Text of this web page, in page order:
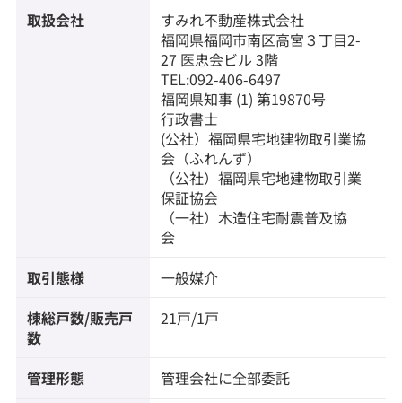
取扱会社
すみれ不動産株式会社
福岡県福岡市南区高宮３丁目2-
27 医忠会ビル 3階
TEL:092-406-6497
福岡県知事 (1) 第19870号
行政書士
(公社）福岡県宅地建物取引業協
会（ふれんず）
（公社）福岡県宅地建物取引業
保証協会
（一社）木造住宅耐震普及協
会
取引態様 一般媒介
棟総戸数/販売戸
数
21戸/1戸
管理形態 管理会社に全部委託